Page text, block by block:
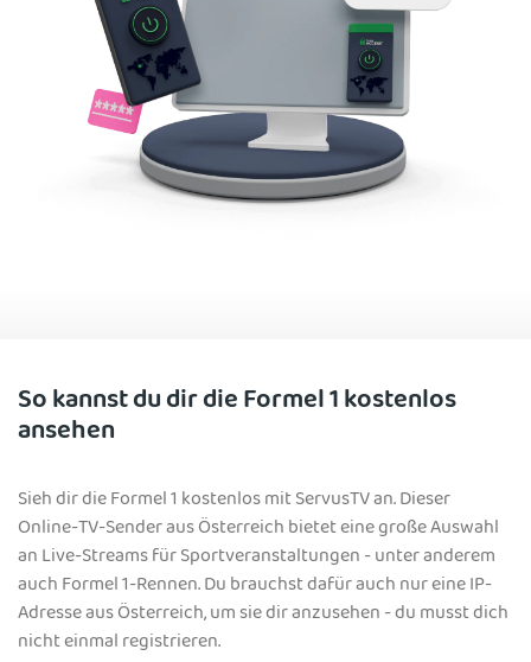
So kannst du dir die Formel 1 kostenlos
ansehen
Sieh dir die Formel 1 kostenlos mit ServusTV an. Dieser
Online-TV-Sender aus Österreich bietet eine große Auswahl
an Live-Streams für Sportveranstaltungen - unter anderem
auch Formel 1-Rennen. Du brauchst dafür auch nur eine IP-
Adresse aus Österreich, um sie dir anzusehen - du musst dich
nicht einmal registrieren.